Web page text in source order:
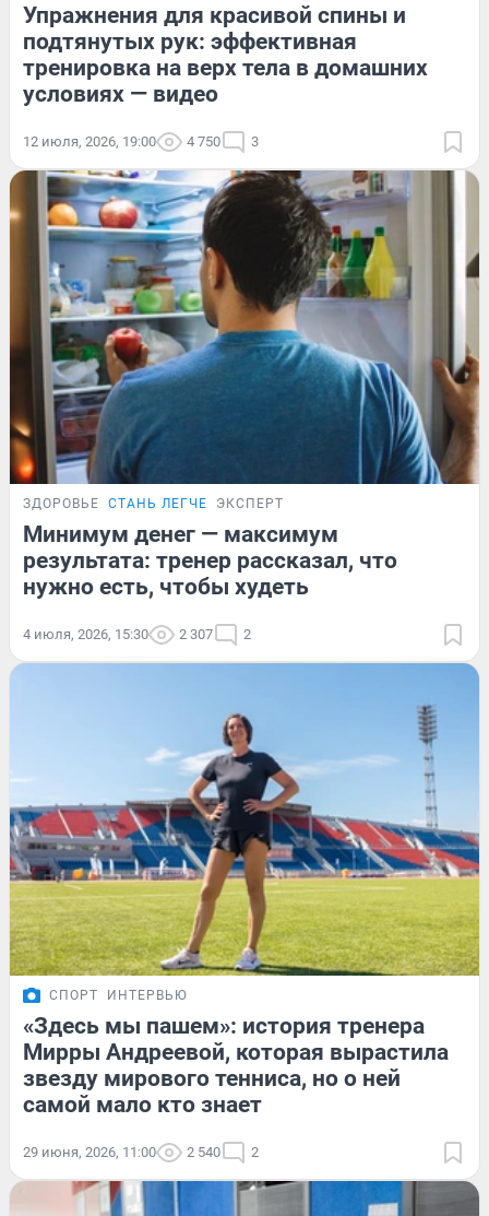
Упражнения для красивой спины и
подтянутых рук: эффективная
тренировка на верх тела в домашних
условиях — видео
12 июля, 2026, 19:00 4 750 3
ЗДОРОВЬЕ СТАНЬ ЛЕГЧЕ ЭКСПЕРТ
Минимум денег — максимум
результата: тренер рассказал, что
нужно есть, чтобы худеть
4 июля, 2026, 15:30 2 307 2
СПОРТ ИНТЕРВЬЮ
«Здесь мы пашем»: история тренера
Мирры Андреевой, которая вырастила
звезду мирового тенниса, но о ней
самой мало кто знает
29 июня, 2026, 11:00 2 540 2